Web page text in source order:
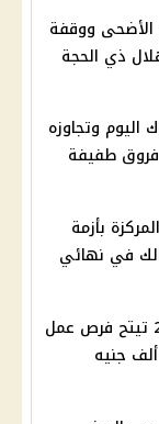
ووقفة
اليوم وتجاوزه
فروق طفيفة
بأزمة
في نهائي
وظائف الضبعة النووي 2026 تيتح فرص عمل
جديدة برواتب تصل إلى 15 ألف جنيه